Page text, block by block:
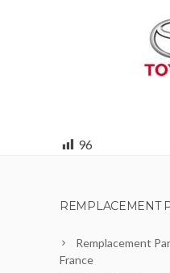
96
REMPLACEMENT
Remplacement
France